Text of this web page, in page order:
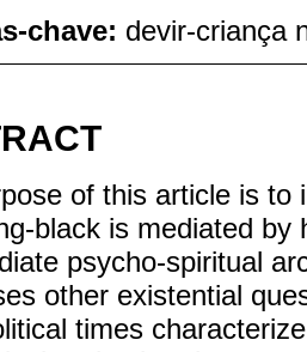
chave: devir-criança
of this article is to
black is mediated
psycho-spiritual
other existential
times